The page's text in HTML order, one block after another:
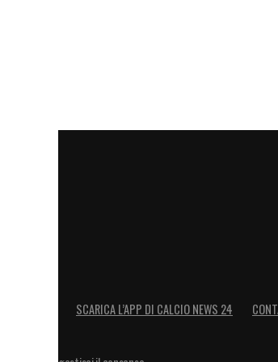
SCARICA L’APP DI CALCIO NEWS 24